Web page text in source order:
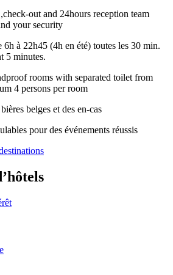
out and 24hours reception team
your security
6h à 22h45 (4h en été) toutes les 30 min.
5 minutes.
rooms with separated toilet from
4 persons per room
belges et des en-cas
pour des événements réussis